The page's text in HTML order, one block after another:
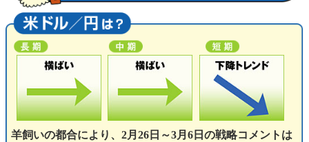
羊飼いの都合により、2月26日～3月6日の戦略コメントは